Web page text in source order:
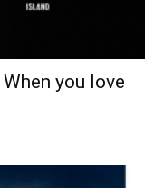
you love